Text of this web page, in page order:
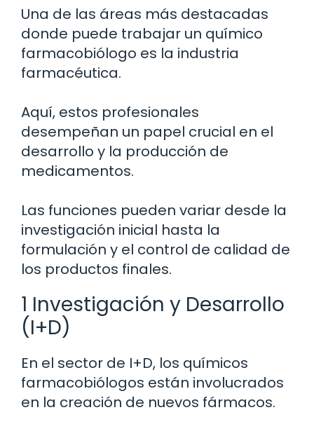
Una de las áreas más destacadas
donde puede trabajar un químico
farmacobiólogo es la industria
farmacéutica.
Aquí, estos profesionales
desempeñan un papel crucial en el
desarrollo y la producción de
medicamentos.
Las funciones pueden variar desde la
investigación inicial hasta la
formulación y el control de calidad de
los productos finales.
1 Investigación y Desarrollo
(I+D)
En el sector de I+D, los químicos
farmacobiólogos están involucrados
en la creación de nuevos fármacos.